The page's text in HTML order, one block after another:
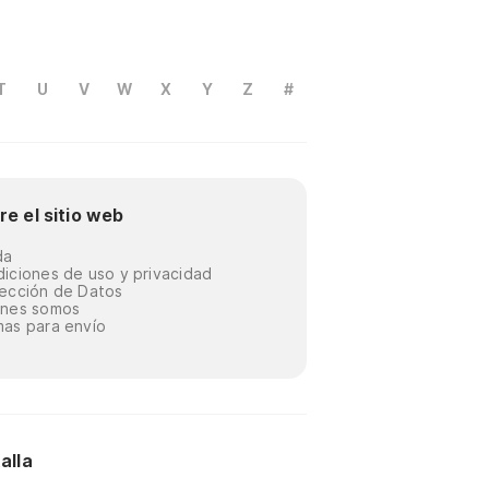
U V W X Y Z #
el sitio web
de uso y privacidad
de Datos
somos
para envío